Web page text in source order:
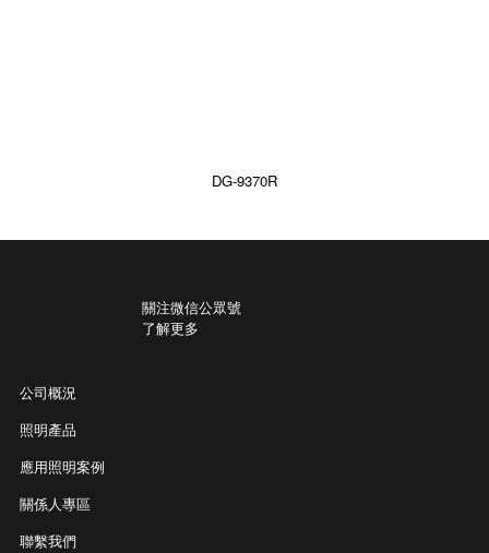
DG-9370R
關注微信公眾號
了解更多
公司概況
照明產品
應用照明案例
關係人專區
聯繫我們